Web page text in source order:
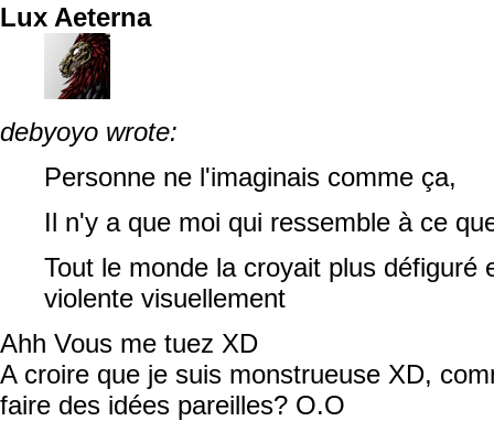
Lux Aeterna
debyoyo wrote:
Personne ne l'imaginais comme ça,
Il n'y a que moi qui ressemble à ce
Tout le monde la croyait plus défiguré
violente visuellement
Ahh Vous me tuez XD
A croire que je suis monstrueuse XD,
faire des idées pareilles? O.O